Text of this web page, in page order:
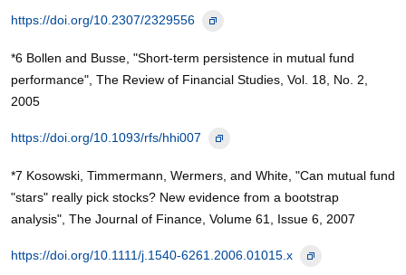
https://doi.org/10.2307/2329556
*6 Bollen and Busse, "Short-term persistence in mutual fund
performance", The Review of Financial Studies, Vol. 18, No. 2,
2005
https://doi.org/10.1093/rfs/hhi007
*7 Kosowski, Timmermann, Wermers, and White, "Can mutual fund
"stars" really pick stocks? New evidence from a bootstrap
analysis", The Journal of Finance, Volume 61, Issue 6, 2007
https://doi.org/10.1111/j.1540-6261.2006.01015.x